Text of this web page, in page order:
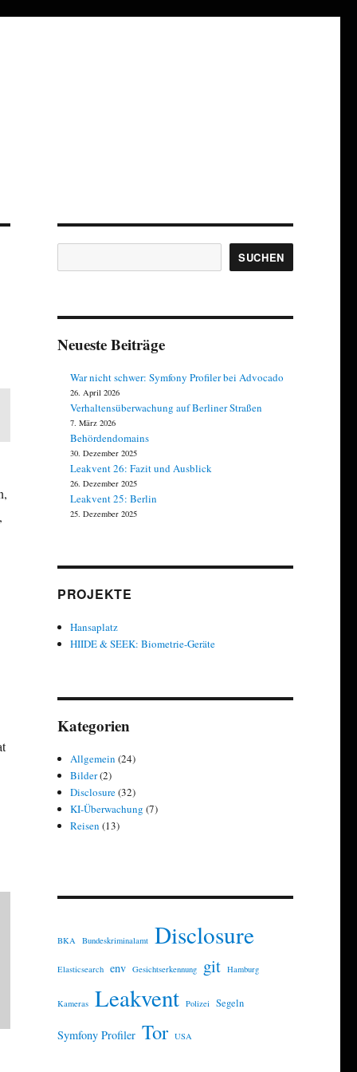
SUCHEN
Neueste Beiträge
War nicht schwer: Symfony Profiler bei Advocado
26. April 2026
Verhaltensüberwachung auf Berliner Straßen
7. März 2026
Behördendomains
30. Dezember 2025
Leakvent 26: Fazit und Ausblick
26. Dezember 2025
Leakvent 25: Berlin
25. Dezember 2025
PROJEKTE
Hansaplatz
HIIDE & SEEK: Biometrie-Geräte
Kategorien
Allgemein (24)
Bilder(2)
Disclosure(32)
KI-Überwachung (7)
Reisen (13)
BKA Bundeskriminalamt Disclosure
Elasticsearch env Gesichtserkennung git Hamburg
Kameras Leakvent Polizei Segeln
Symfony Profiler Tor USA